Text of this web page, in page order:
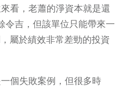
看，老蕭的淨資本就是還
令吉，但該單位只能帶來一
屬於績效非常差勁的投資
個失敗案例，但很多時